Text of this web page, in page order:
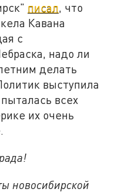
писал, что
Кавана
с
надо ли
делать
выступила
всех
их очень
новосибирской